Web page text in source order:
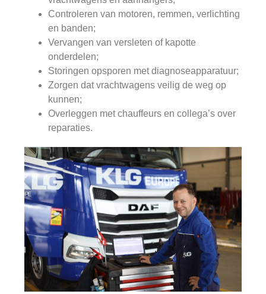
Controleren van motoren, remmen, verlichting
en banden;
Vervangen van versleten of kapotte
onderdelen;
Storingen opsporen met diagnoseapparatuur;
Zorgen dat vrachtwagens veilig de weg op
kunnen;
Overleggen met chauffeurs en collega’s over
reparaties.